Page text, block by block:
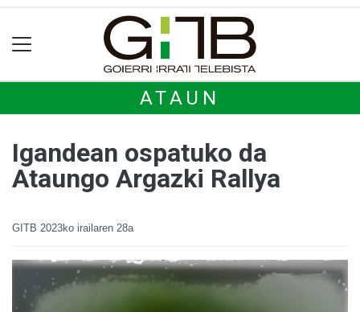
ATAUN
Igandean ospatuko da
Ataungo Argazki Rallya
GITB 2023ko irailaren 28a